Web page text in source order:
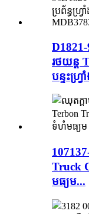
D1821-
រថយន្ត
បន្ទះហ្វ្រ
Truck
មធ្យម...